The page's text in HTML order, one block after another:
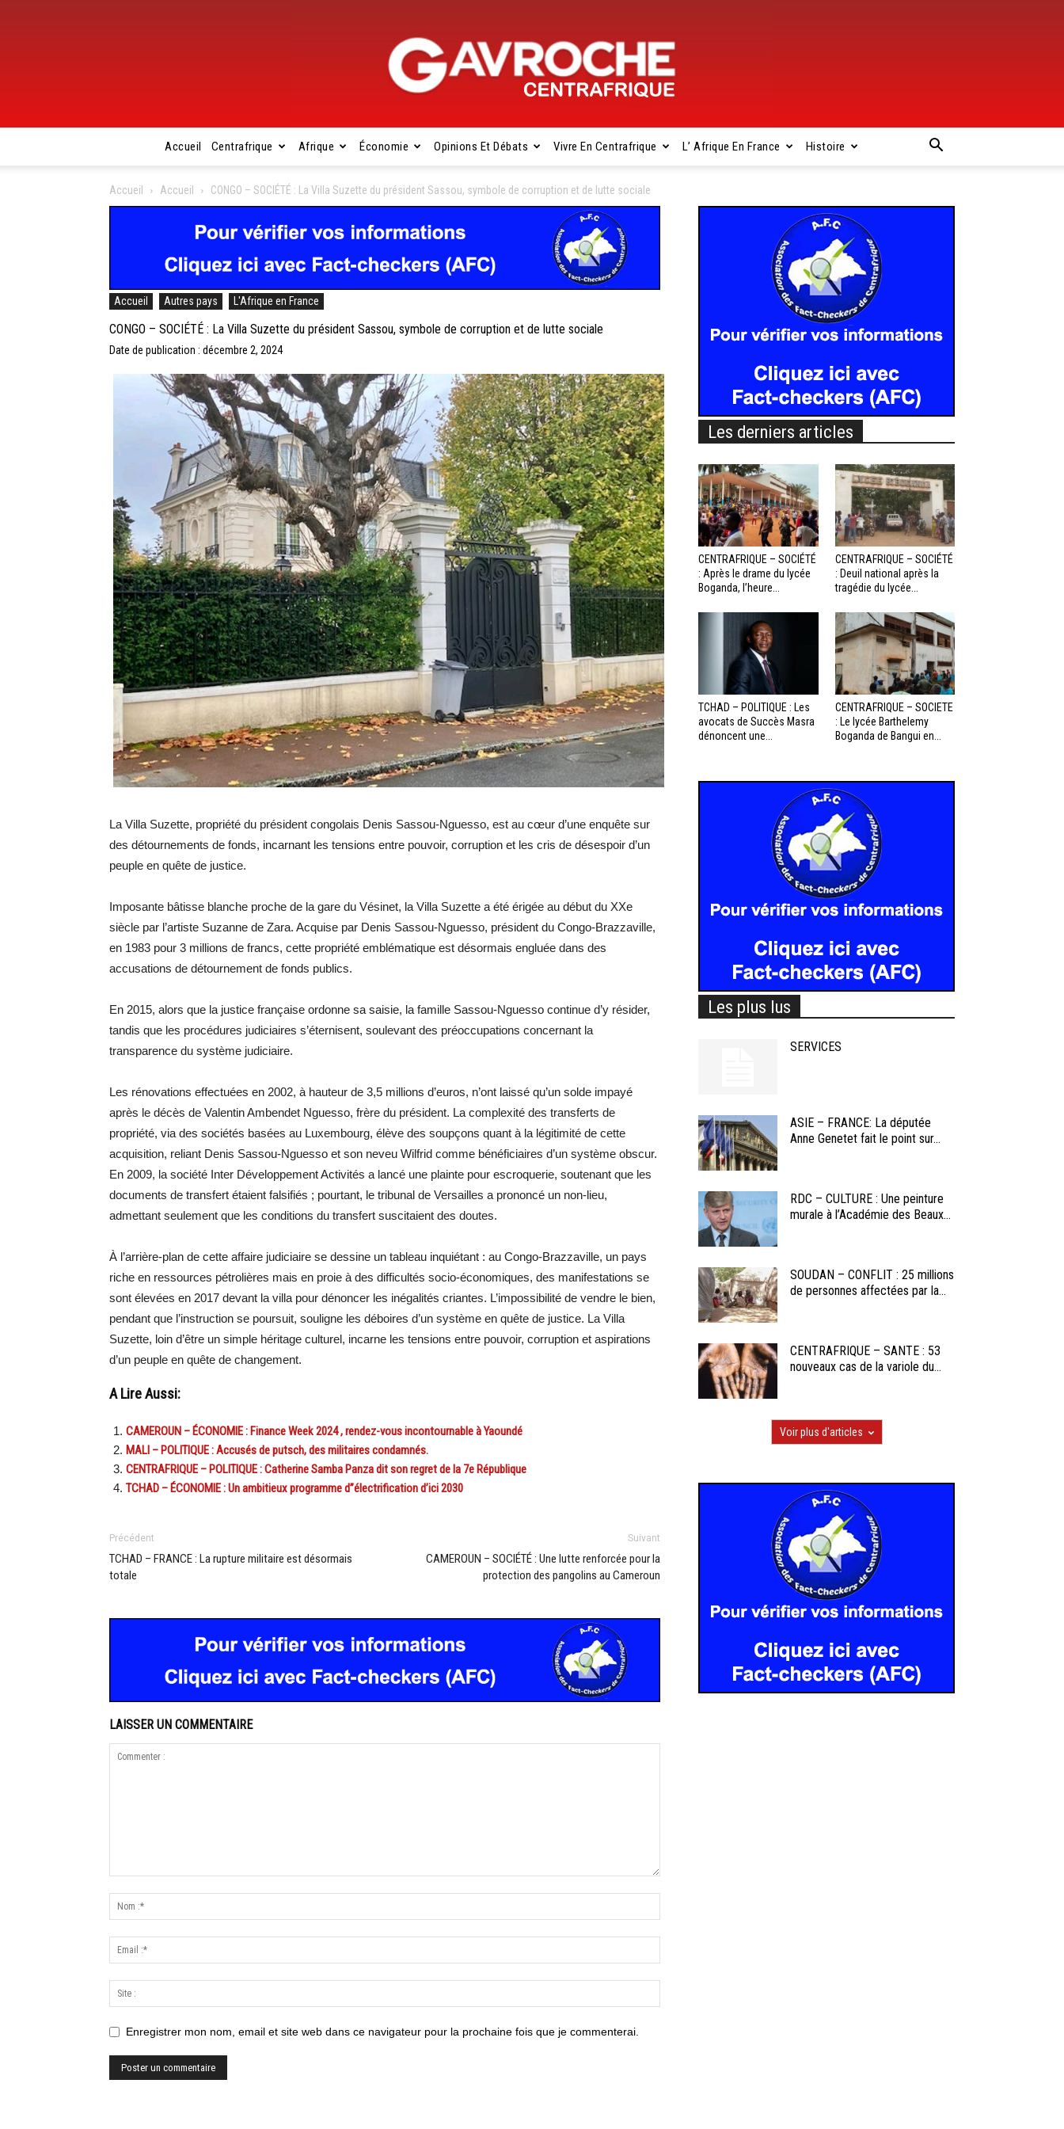
Centrafrique
Accueil Centrafrique Afrique Économie Opinions Et Débats Vivre En Centrafrique L’ Afrique En France Histoire
Accueil Accueil CONGO – SOCIÉTÉ : La Villa Suzette du président Sassou, symbole de corruption et de lutte sociale
Accueil Autres pays L'Afrique en France
CONGO – SOCIÉTÉ : La Villa Suzette du président Sassou, symbole de corruption et de lutte sociale
Date de publication : décembre 2, 2024
La Villa Suzette, propriété du président congolais Denis Sassou-Nguesso, est au cœur d’une enquête sur
des détournements de fonds, incarnant les tensions entre pouvoir, corruption et les cris de désespoir d’un
peuple en quête de justice.
Imposante bâtisse blanche proche de la gare du Vésinet, la Villa Suzette a été érigée au début du XXe
siècle par l’artiste Suzanne de Zara. Acquise par Denis Sassou-Nguesso, président du Congo-Brazzaville,
en 1983 pour 3 millions de francs, cette propriété emblématique est désormais engluée dans des
accusations de détournement de fonds publics.
En 2015, alors que la justice française ordonne sa saisie, la famille Sassou-Nguesso continue d’y résider,
tandis que les procédures judiciaires s’éternisent, soulevant des préoccupations concernant la
transparence du système judiciaire.
Les rénovations effectuées en 2002, à hauteur de 3,5 millions d’euros, n’ont laissé qu’un solde impayé
après le décès de Valentin Ambendet Nguesso, frère du président. La complexité des transferts de
propriété, via des sociétés basées au Luxembourg, élève des soupçons quant à la légitimité de cette
acquisition, reliant Denis Sassou-Nguesso et son neveu Wilfrid comme bénéficiaires d’un système obscur.
En 2009, la société Inter Développement Activités a lancé une plainte pour escroquerie, soutenant que les
documents de transfert étaient falsifiés ; pourtant, le tribunal de Versailles a prononcé un non-lieu,
admettant seulement que les conditions du transfert suscitaient des doutes.
À l’arrière-plan de cette affaire judiciaire se dessine un tableau inquiétant : au Congo-Brazzaville, un pays
riche en ressources pétrolières mais en proie à des difficultés socio-économiques, des manifestations se
sont élevées en 2017 devant la villa pour dénoncer les inégalités criantes. L’impossibilité de vendre le bien,
pendant que l’instruction se poursuit, souligne les déboires d’un système en quête de justice. La Villa
Suzette, loin d’être un simple héritage culturel, incarne les tensions entre pouvoir, corruption et aspirations
d’un peuple en quête de changement.
A Lire Aussi:
CAMEROUN – ÉCONOMIE : Finance Week 2024 , rendez-vous incontournable à Yaoundé
MALI – POLITIQUE : Accusés de putsch, des militaires condamnés.
CENTRAFRIQUE – POLITIQUE : Catherine Samba Panza dit son regret de la 7e République
TCHAD – ÉCONOMIE : Un ambitieux programme d”électrification d’ici 2030
Précédent
TCHAD – FRANCE : La rupture militaire est désormais
totale
Suivant
CAMEROUN – SOCIÉTÉ : Une lutte renforcée pour la
protection des pangolins au Cameroun
LAISSER UN COMMENTAIRE
Enregistrer mon nom, email et site web dans ce navigateur pour la prochaine fois que je commenterai.
Les derniers articles
CENTRAFRIQUE – SOCIÉTÉ
: Après le drame du lycée
Boganda, l’heure...
CENTRAFRIQUE – SOCIÉTÉ
: Deuil national après la
tragédie du lycée...
TCHAD – POLITIQUE : Les
avocats de Succès Masra
dénoncent une...
CENTRAFRIQUE – SOCIETE
: Le lycée Barthelemy
Boganda de Bangui en...
Les plus lus
SERVICES
ASIE – FRANCE: La députée
Anne Genetet fait le point sur...
RDC – CULTURE : Une peinture
murale à l’Académie des Beaux...
SOUDAN – CONFLIT : 25 millions
de personnes affectées par la...
CENTRAFRIQUE – SANTE : 53
nouveaux cas de la variole du...
Voir plus d'articles